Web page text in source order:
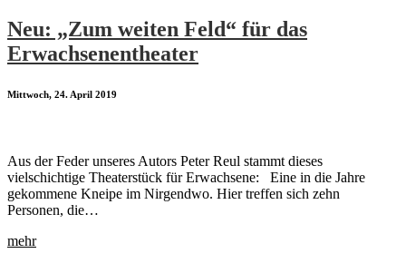
Neu: „Zum weiten Feld“ für das
Erwachsenentheater
Mittwoch, 24. April 2019
Aus der Feder unseres Autors Peter Reul stammt dieses
vielschichtige Theaterstück für Erwachsene: Eine in die Jahre
gekommene Kneipe im Nirgendwo. Hier treffen sich zehn
Personen, die…
mehr